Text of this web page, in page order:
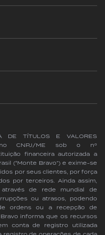
DE TÍTULOS E VALORES
no CNPJ/ME sob o nº
financeira autorizada a
(“Monte Bravo”) e exime-se
por seus clientes, por força
por terceiros. Ainda assim,
de rede mundial de
ou atrasos, podendo
ordens ou a recepção de
informa que os recursos
conta de registro utilizada